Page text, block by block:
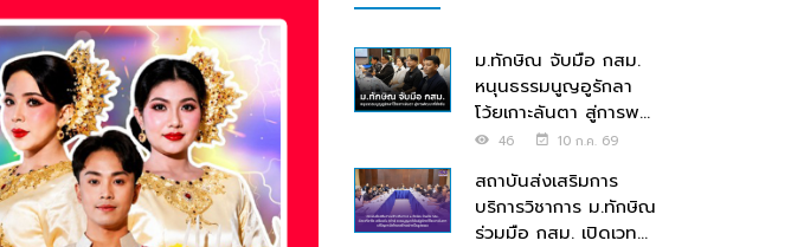
ม.ทักษิณ จับมือ กสม.
หนุนธรรมนูญอูรักลา
โว้ยเกาะลันตา สู่การพ...
46 10 ก.ค. 69
สถาบันส่งเสริมการ
บริการวิชาการ ม.ทักษิณ
ร่วมมือ กสม. เปิดเวท...